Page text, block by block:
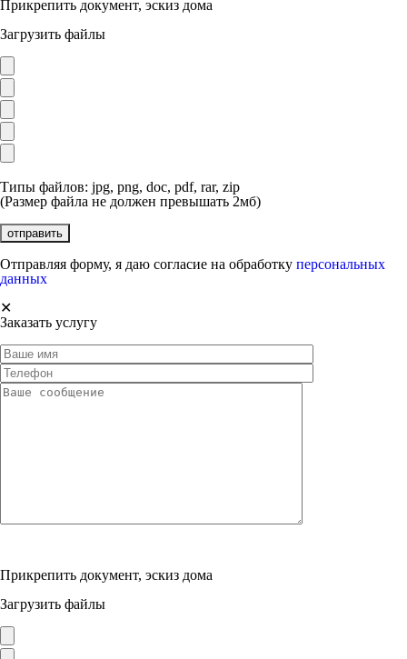
Прикрепить документ, эскиз дома
Загрузить файлы
Типы файлов: jpg, png, doc, pdf, rar, zip
(Размер файла не должен превышать 2мб)
Отправляя форму, я даю согласие на обработку персональных
данных
✕
Заказать услугу
Прикрепить документ, эскиз дома
Загрузить файлы